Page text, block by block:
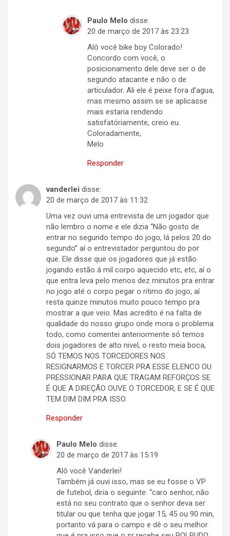
Paulo Melo disse:
20 de março de 2017 às 23:23
Alô você bike boy Colorado!
Concordo com você, o
posicionamento dele deve ser o de
segundo atacante e não o de
articulador. Ali ele é peixe fora d’agua,
mas mesmo assim se se aplicasse
mais estaria rendendo
satisfatóriamente, creio eu.
Coloradamente,
Melo
Responder
vanderlei disse:
20 de março de 2017 às 11:32
Uma vez ouvi uma entrevista de um jogador que
não lembro o nome e ele dizia “Não gosto de
entrar no segundo tempo do jogo, lá pelos 20 do
segundo” aí o entrevistador perguntou do por
que. Ele disse que os jogadores que já estão
jogando estão á mil corpo aquecido etc, etc, aí o
que entra leva pelo menos dez minutos pra entrar
no jogo até o corpo pegar o ritimo do jogo, aí
resta quinze minutos muito pouco tempo pra
mostrar a que veio. Mas acredito é na falta de
qualidade do nosso grupo onde mora o problema
todo, como comentei anteriormente só temos
dois jogadores de alto nivel, o resto meia boca,
SÓ TEMOS NOS TORCEDORES NOS
RESIGNARMOS E TORCER PRA ESSE ELENCO OU
PRESSIONAR PARA QUE TRAGAM REFORÇOS SE
É QUE A DIREÇÃO OUVE O TORCEDOR, E SE É QUE
TEM DIM DIM PRA ISSO.
Responder
Paulo Melo disse:
20 de março de 2017 às 15:19
Alô você Vanderlei!
Também já ouvi isso, mas se eu fosse o VP
de futebol, diria o seguinte: “caro senhor, não
está no seu contrato que o senhor deva ser
titular ou que tenha que jogar 15, 45 ou 90 min,
portanto vá para o campo e dê o seu melhor